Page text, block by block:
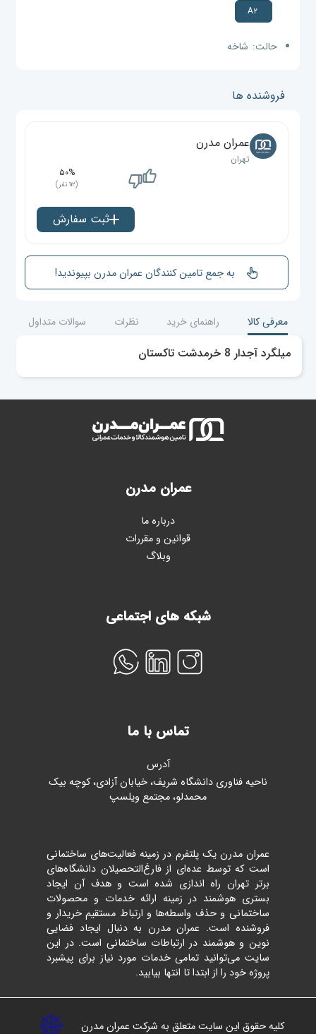
A۲
حالت: شاخه
فروشنده ها
عمران مدرن
تهران
۵۰%
(۱۱۲ نفر)
ثبت سفارش
به جمع تامین کنندگان عمران مدرن بپیوندید!
معرفی کالا راهنمای خرید نظرات سوالات متداول
میلگرد آجدار 8 خرمدشت تاکستان
عمران مدرن
درباره ما
قوانین و مقررات
وبلاگ
شبکه های اجتماعی
تماس با ما
آدرس
ناحیه فناوری دانشگاه شریف، خیابان آزادی، کوچه بیک
محمدلو، مجتمع ویلسپ
عمران مدرن یک پلتفرم در زمینه فعالیت‌های ساختمانی
است که توسط عده‌ای از فارغ‌التحصیلان دانشگاه‌های
برتر تهران راه اندازی شده است و هدف آن ایجاد
بستری هوشمند در زمینه ارائه خدمات و محصولات
ساختمانی و حذف واسطه‌ها و ارتباط مستقیم خریدار و
فروشنده است. عمران مدرن به دنبال ایجاد فضایی
نوین و هوشمند در ارتباطات ساختمانی است. در این
سایت می‌توانید تمامی خدمات مورد نیاز برای پیشبرد
پروژه خود را از ابتدا تا انتها بیابید.
کلیه حقوق این سایت متعلق به شرکت عمران مدرن